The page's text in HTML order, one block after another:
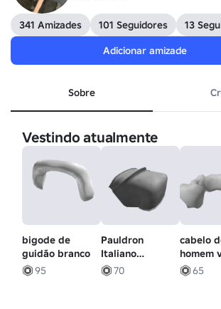
341 Amizades 101 Seguidores
13
Adicionar amizade
Sobre
Vestindo atualmente
bigode de
guidão branco
95
Pauldron
Italiano
Medieval
Esquerdo
70
cabelo
homem
65